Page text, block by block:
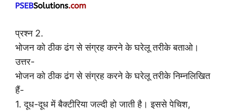
प्रश्न 2.
भोजन को ठीक ढंग से संग्रह करने के घरेलू तरीके बताओ।
उत्तर-
भोजन को ठीक ढंग से संग्रह करने के घरेलू तरीके निम्नलिखित
हैं-
1. दूध-दूध में बैक्टीरिया जल्दी हो जाती है। इससे पेचिश,